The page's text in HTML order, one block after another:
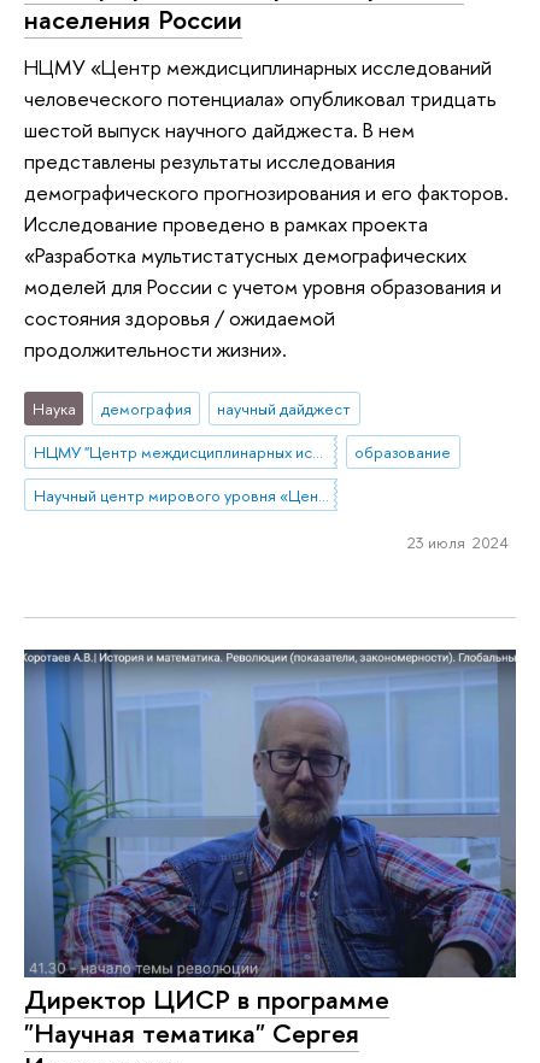
населения России
НЦМУ «Центр междисциплинарных исследований
человеческого потенциала» опубликовал тридцать
шестой выпуск научного дайджеста. В нем
представлены результаты исследования
демографического прогнозирования и его факторов.
Исследование проведено в рамках проекта
«Разработка мультистатусных демографических
моделей для России с учетом уровня образования и
состояния здоровья / ожидаемой
продолжительности жизни».
Наука демография
научный дайджест
НЦМУ "Центр междисциплинарных исследований человеческого потенциала"
образование
23 июля 2024
Директор ЦИСР в программе
"Научная тематика" Сергея